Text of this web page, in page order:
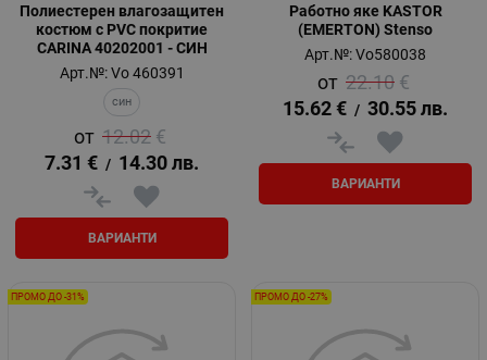
Полиестерен влагозащитен
костюм с PVC покритие
CARINA 40202001 - СИН
Арт.№: Vo 460391
син
12.02 €
7.31 € / 14.30 лв.
ВАРИАНТИ
Работно яке KASTOR
(EMERTON) Stenso
Арт.№: Vo580038
22.10 €
15.62 € / 30.55 лв.
ВАРИАНТИ
ПРОМО ДО -31% ПРОМО ДО -27%